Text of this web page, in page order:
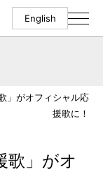
English
」がオフィシャル応
援歌に！
歌」がオ